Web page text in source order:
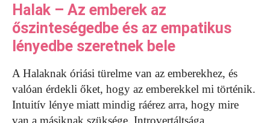
Halak – Az emberek az
őszinteségedbe és az empatikus
lényedbe szeretnek bele
A Halaknak óriási türelme van az emberekhez, és
valóan érdekli őket, hogy az emberekkel mi történik.
Intuitív lénye miatt mindig ráérez arra, hogy mire
van a másiknak szüksége. Introvertáltsága